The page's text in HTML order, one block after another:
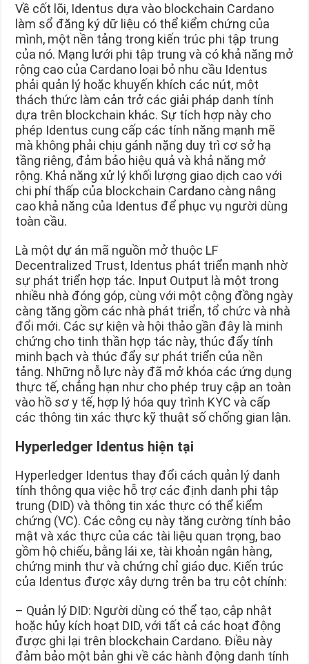
Về cốt lõi, Identus dựa vào blockchain Cardano
làm sổ đăng ký dữ liệu có thể kiểm chứng của
mình, một nền tảng trong kiến trúc phi tập trung
của nó. Mạng lưới phi tập trung và có khả năng mở
rộng cao của Cardano loại bỏ nhu cầu Identus
phải quản lý hoặc khuyến khích các nút, một
thách thức làm cản trở các giải pháp danh tính
dựa trên blockchain khác. Sự tích hợp này cho
phép Identus cung cấp các tính năng mạnh mẽ
mà không phải chịu gánh nặng duy trì cơ sở hạ
tầng riêng, đảm bảo hiệu quả và khả năng mở
rộng. Khả năng xử lý khối lượng giao dịch cao với
chi phí thấp của blockchain Cardano càng nâng
cao khả năng của Identus để phục vụ người dùng
toàn cầu.
Là một dự án mã nguồn mở thuộc LF
Decentralized Trust, Identus phát triển mạnh nhờ
sự phát triển hợp tác. Input Output là một trong
nhiều nhà đóng góp, cùng với một cộng đồng ngày
càng tăng gồm các nhà phát triển, tổ chức và nhà
đổi mới. Các sự kiện và hội thảo gần đây là minh
chứng cho tinh thần hợp tác này, thúc đẩy tính
minh bạch và thúc đẩy sự phát triển của nền
tảng. Những nỗ lực này đã mở khóa các ứng dụng
thực tế, chẳng hạn như cho phép truy cập an toàn
vào hồ sơ y tế, hợp lý hóa quy trình KYC và cấp
các thông tin xác thực kỹ thuật số chống gian lận.
Hyperledger Identus hiện tại
Hyperledger Identus thay đổi cách quản lý danh
tính thông qua việc hỗ trợ các định danh phi tập
trung (DID) và thông tin xác thực có thể kiểm
chứng (VC). Các công cụ này tăng cường tính bảo
mật và xác thực của các tài liệu quan trọng, bao
gồm hộ chiếu, bằng lái xe, tài khoản ngân hàng,
chứng minh thư và chứng chỉ giáo dục. Kiến trúc
của Identus được xây dựng trên ba trụ cột chính:
– Quản lý DID: Người dùng có thể tạo, cập nhật
hoặc hủy kích hoạt DID, với tất cả các hoạt động
được ghi lại trên blockchain Cardano. Điều này
đảm bảo một bản ghi về các hành động danh tính